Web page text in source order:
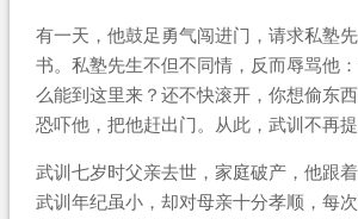
有一天，他鼓足勇气闯进门，请求私塾
书。私塾先生不但不同情，反而辱骂他
么能到这里来？还不快滚开，你想偷东
恐吓他，把他赶出门。从此，武训不再提
武训七岁时父亲去世，家庭破产，他跟着
武训年纪虽小，却对母亲十分孝顺，每